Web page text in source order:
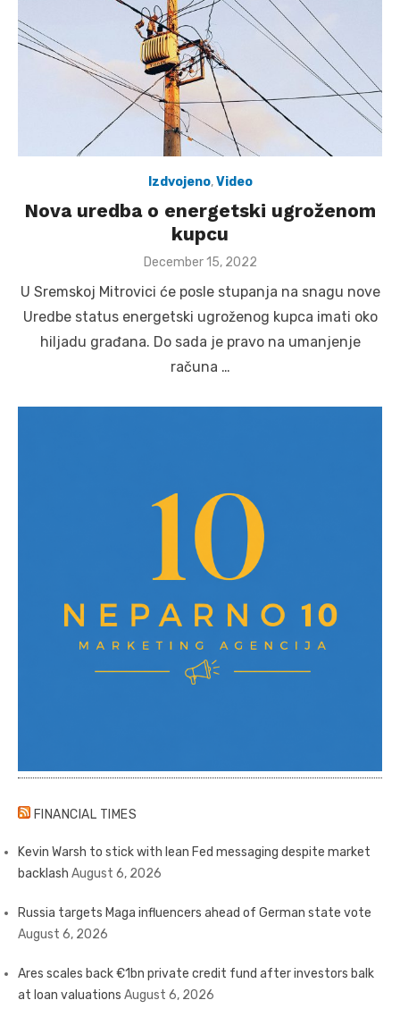
Izdvojeno,Video
Nova uredba o energetski ugroženom
kupcu
Posted
December 15, 2022
U Sremskoj Mitrovici će posle stupanja na snagu nove
Uredbe status energetski ugroženog kupca imati oko
hiljadu građana. Do sada je pravo na umanjenje
računa …
FINANCIAL TIMES
Kevin Warsh to stick with lean Fed messaging despite market
backlash August 6, 2026
Russia targets Maga influencers ahead of German state vote
August 6, 2026
Ares scales back €1bn private credit fund after investors balk
at loan valuations August 6, 2026